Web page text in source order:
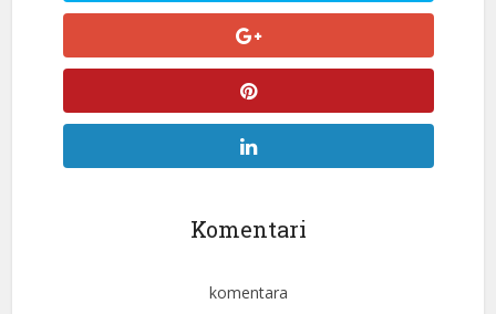
Komentari
komentara